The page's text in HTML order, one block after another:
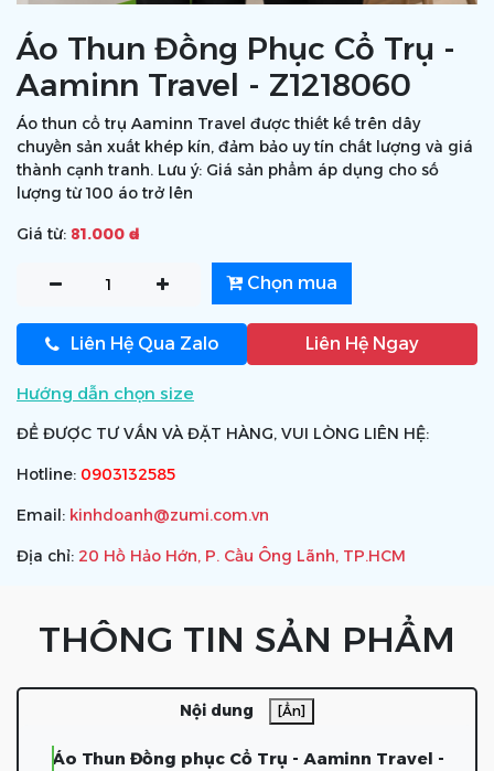
Áo Thun Đồng Phục Cổ Trụ -
Aaminn Travel - Z1218060
Áo thun cổ trụ Aaminn Travel được thiết kế trên dây
chuyền sản xuất khép kín, đảm bảo uy tín chất lượng và giá
thành cạnh tranh. Lưu ý: Giá sản phẩm áp dụng cho số
lượng từ 100 áo trở lên
Giá từ: 81.000 ₫
Chọn mua
Liên Hệ Qua Zalo Liên Hệ Ngay
Hướng dẫn chọn size
ĐỂ ĐƯỢC TƯ VẤN VÀ ĐẶT HÀNG, VUI LÒNG LIÊN HỆ:
Hotline: 0903132585
Email: kinhdoanh@zumi.com.vn
Địa chỉ: 20 Hồ Hảo Hớn, P. Cầu Ông Lãnh, TP.HCM
THÔNG TIN SẢN PHẨM
Nội dung [Ẩn]
Áo Thun Đồng phục Cổ Trụ - Aaminn Travel -